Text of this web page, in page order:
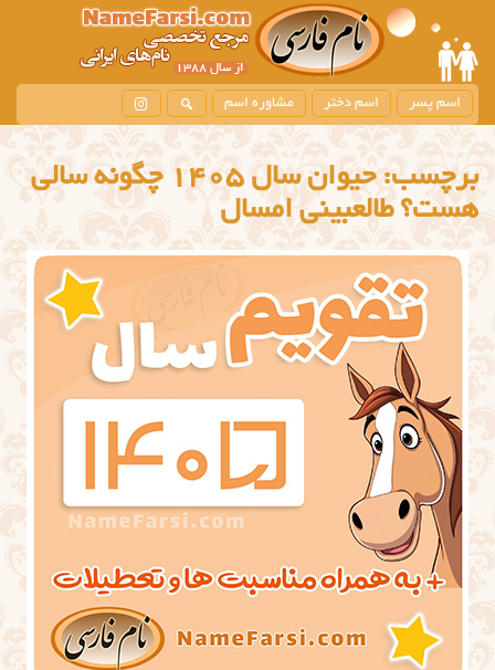
m
i
c
n
t
اسم پسر اسم دختر مشاوره اسم
برچسب:
حیوان سال 1405 چگونه سالی
هست؟ طالعبینی امسال